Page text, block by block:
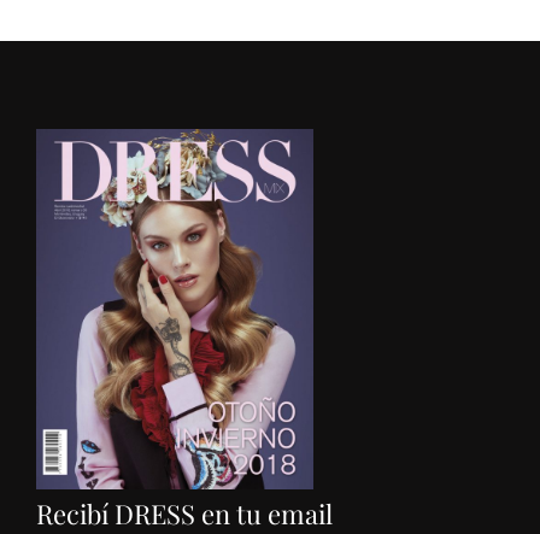
Recibí DRESS en tu email